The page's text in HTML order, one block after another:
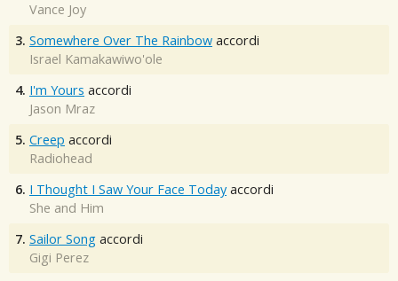
Vance Joy
3. Somewhere Over The Rainbow accordi
Israel Kamakawiwo'ole
4. I'm Yours accordi
Jason Mraz
5. Creep accordi
Radiohead
6. I Thought I Saw Your Face Today accordi
She and Him
7. Sailor Song accordi
Gigi Perez